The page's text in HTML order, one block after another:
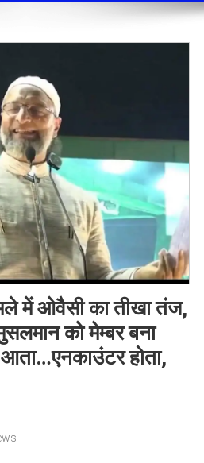
में ​ओवैसी का तीखा तंज,
को मेम्बर बना
होता,